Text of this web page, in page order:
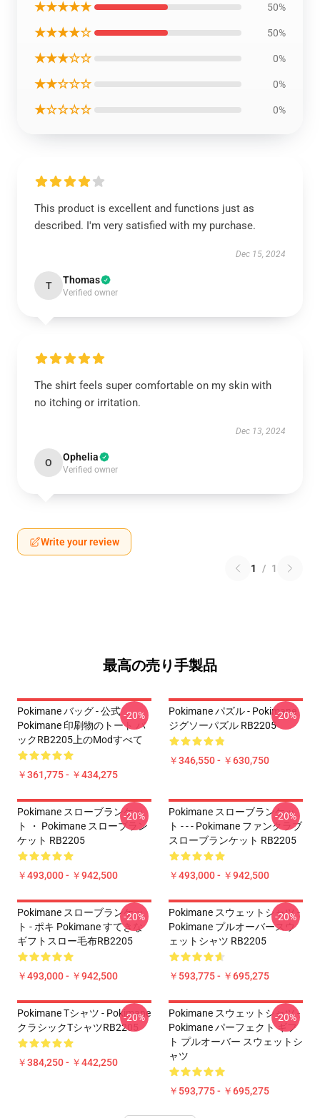
★★★★★ 50%
★★★★☆ 50%
★★★☆☆ 0%
★★☆☆☆ 0%
★☆☆☆☆ 0%
This product is excellent and functions just as
described. I'm very satisfied with my purchase.
Dec 15, 2024
T Thomas
Verified owner
The shirt feels super comfortable on my skin with
no itching or irritation.
Dec 13, 2024
O Ophelia
Verified owner
Write your review
1 / 1
最高の売り手製品
Pokimane バッグ - 公式
Pokimane 印刷物のトート バ
ックRB2205上のModすべて
￥361,775 - ￥434,275
-20%
Pokimane パズル - Pokimane
ジグソーパズル RB2205
￥346,550 - ￥630,750
-20%
Pokimane スローブランケッ
ト ・ Pokimane スローブラン
ケット RB2205
￥493,000 - ￥942,500
-20%
Pokimane スローブランケッ
ト - - - Pokimane ファンクラブ
スローブランケット RB2205
￥493,000 - ￥942,500
-20%
Pokimane スローブランケッ
ト - ポキ Pokimane すてきな
ギフトスロー毛布RB2205
￥493,000 - ￥942,500
-20%
Pokimane スウェットシャツ -
Pokimane プルオーバースウ
ェットシャツ RB2205
￥593,775 - ￥695,275
-20%
Pokimane Tシャツ - Pokimane
クラシックTシャツRB2205
￥384,250 - ￥442,250
-20%
Pokimane スウェットシャツ -
Pokimane パーフェクト ギフ
ト プルオーバー スウェットシ
ャツ
￥593,775 - ￥695,275
-20%